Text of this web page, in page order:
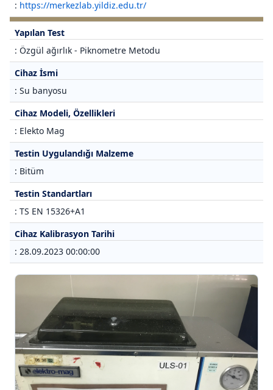
: https://merkezlab.yildiz.edu.tr/
Yapılan Test
: Özgül ağırlık - Piknometre Metodu
Cihaz İsmi
: Su banyosu
Cihaz Modeli, Özellikleri
: Elekto Mag
Testin Uygulandığı Malzeme
: Bitüm
Testin Standartları
: TS EN 15326+A1
Cihaz Kalibrasyon Tarihi
: 28.09.2023 00:00:00